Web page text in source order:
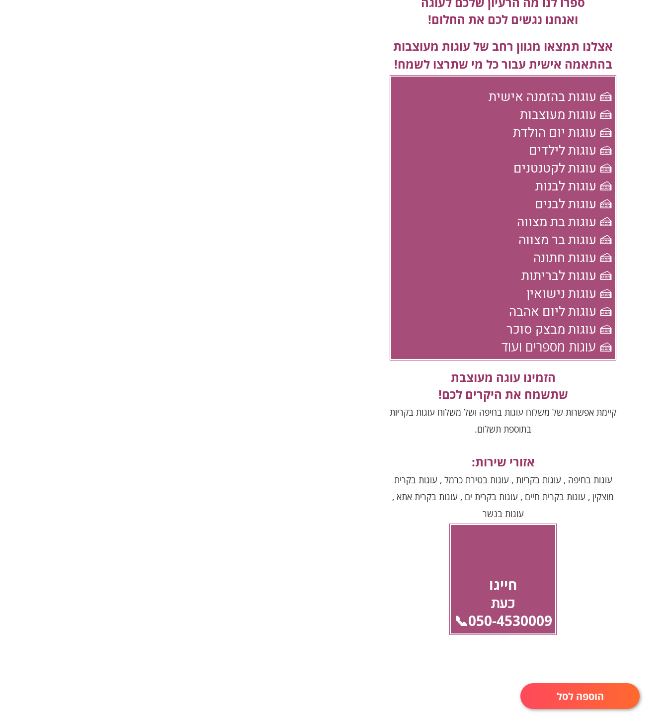
ספרו לנו מה הרעיון שלכם לעוגה
ואנחנו נגשים לכם את החלום!
אצלנו תמצאו מגוון רחב של עוגות מעוצבות
בהתאמה אישית עבור כל מי שתרצו לשמח!
🍰 עוגות בהזמנה אישית
🍰 עוגות מעוצבות
🍰 עוגות יום הולדת
🍰 עוגות לילדים
🍰 עוגות לקטנטנים
🍰 עוגות לבנות
🍰 עוגות לבנים
🍰 עוגות בת מצווה
🍰 עוגות בר מצווה
🍰 עוגות חתונה
🍰 עוגות לבריתות
🍰 עוגות נישואין
🍰 עוגות ליום אהבה
🍰 עוגות מבצק סוכר
🍰 עוגות מספרים ועוד
הזמינו עוגה מעוצבת
שתשמח את היקרים לכם!
קיימת אפשרות של משלוח עוגות בחיפה ושל משלוח עוגות בקריות
בתוספת תשלום.
אזורי שירות:
עוגות בחיפה , עוגות בקריות , עוגות בטירת כרמל , עוגות בקרית
מוצקין , עוגות בקרית חיים , עוגות בקרית ים , עוגות בקרית אתא ,
עוגות בנשר
חייגו
כעת
050-4530009📞
הוספה לסל